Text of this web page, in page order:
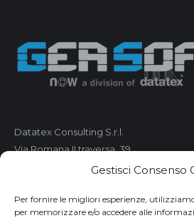
Gestisci Consenso
Per fornire le migliori esperienze,
per memorizzare e/o accedere alle
Datatex Consulting S.r.l.
Via Romana II traversa, 39